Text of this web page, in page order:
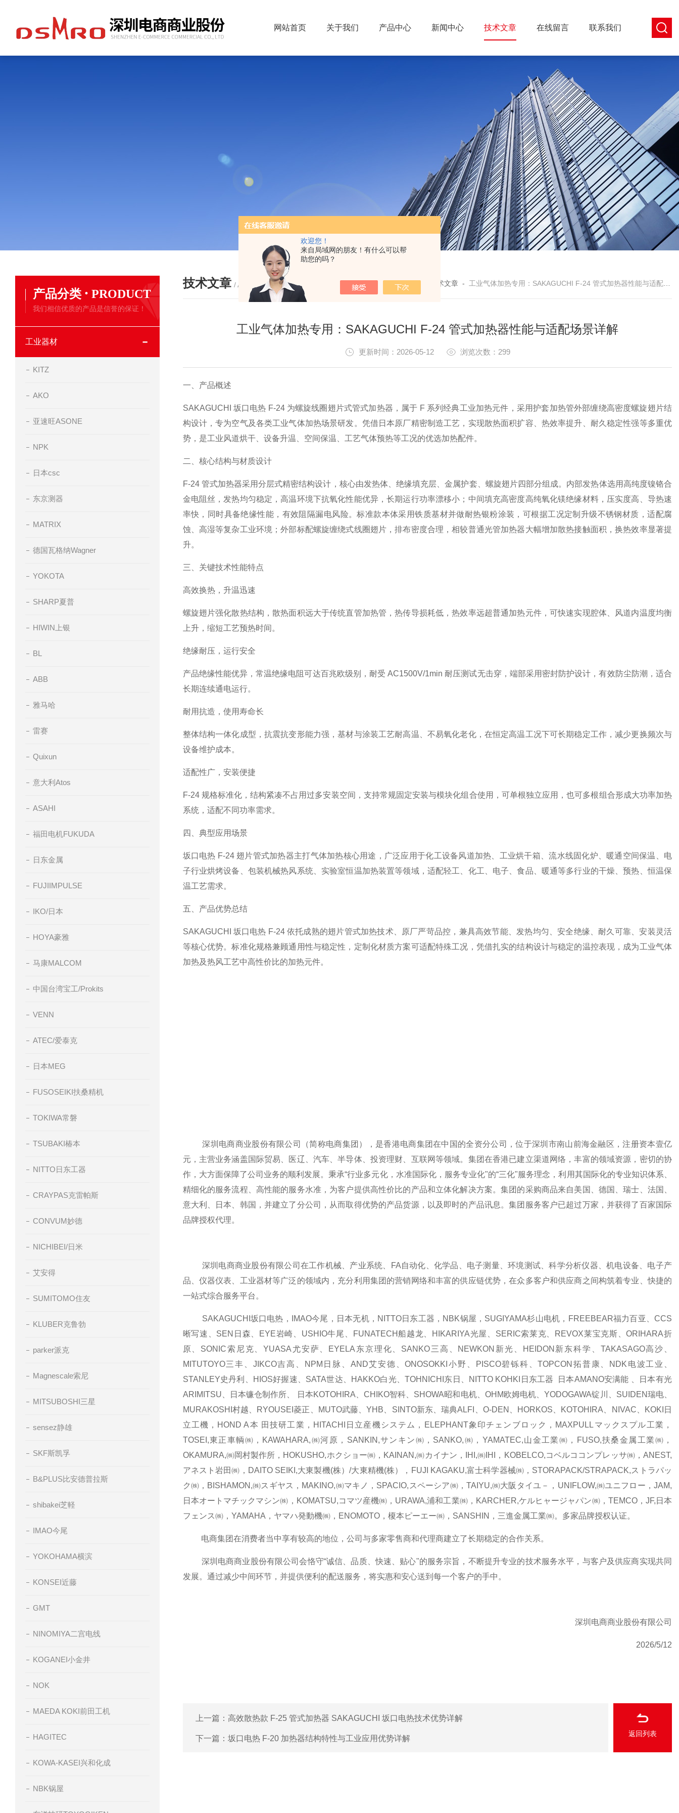
欢迎您！
来自局域网的朋友！有什么可以帮
助您的吗？
网站首页 关于我们 产品中心 新闻中心 技术文章 在线留言 联系我们
产品分类 · PRODUCT
我们相信优质的产品是信誉的保证！
工业器材
KITZ
AKO
亚速旺ASONE
NPK
日本csc
东京测器
MATRIX
德国瓦格纳Wagner
YOKOTA
SHARP夏普
HIWIN上银
BL
ABB
雅马哈
雷赛
Quixun
意大利Atos
ASAHI
福田电机FUKUDA
日东金属
FUJIIMPULSE
IKO/日本
HOYA豪雅
马康MALCOM
中国台湾宝工/Prokits
VENN
ATEC/爱泰克
日本MEG
FUSOSEIKI扶桑精机
TOKIWA常磐
TSUBAKI椿本
NITTO日东工器
CRAYPAS克雷帕斯
CONVUM妙德
NICHIBEI/日米
艾安得
SUMITOMO住友
KLUBER克鲁勃
parker派克
Magnescale索尼
MITSUBOSHI三星
sensez静雄
SKF斯凯孚
B&PLUS比安德普拉斯
shibakei芝軽
IMAO今尾
YOKOHAMA横滨
KONSEI近藤
GMT
NINOMIYA二宫电线
KOGANEI小金井
NOK
MAEDA KOKI前田工机
HAGITEC
KOWA-KASEI兴和化成
NBK锅屋
技术文章 / ARTICLE 您的位置：首页 - 技术文章 - 工业气体加热专用：SAKAGUCHI F-24 管式加热器性能与适配场景详解
工业气体加热专用：SAKAGUCHI F-24 管式加热器性能与适配场景详解
更新时间：2026-05-12 浏览次数：299
一、产品概述
SAKAGUCHI 坂口电热 F-24 为螺旋线圈翅片式管式加热器，属于 F 系列经典工业加热元件，采用护套加热管外部缠绕高密度螺旋翅片结
构设计，专为空气及各类工业气体加热场景研发。凭借日本原厂精密制造工艺，实现散热面积扩容、热效率提升、耐久稳定性强等多重优
势，是工业风道烘干、设备升温、空间保温、工艺气体预热等工况的优选加热配件。
二、核心结构与材质设计
F-24 管式加热器采用分层式精密结构设计，核心由发热体、绝缘填充层、金属护套、螺旋翅片四部分组成。内部发热体选用高纯度镍铬合
金电阻丝，发热均匀稳定，高温环境下抗氧化性能优异，长期运行功率漂移小；中间填充高密度高纯氧化镁绝缘材料，压实度高、导热速
率快，同时具备绝缘性能，有效阻隔漏电风险。标准款本体采用铁质基材并做耐热银粉涂装，可根据工况定制升级不锈钢材质，适配腐
蚀、高湿等复杂工业环境；外部标配螺旋缠绕式线圈翅片，排布密度合理，相较普通光管加热器大幅增加散热接触面积，换热效率显著提
升。
三、关键技术性能特点
高效换热，升温迅速
螺旋翅片强化散热结构，散热面积远大于传统直管加热管，热传导损耗低，热效率远超普通加热元件，可快速实现腔体、风道内温度均衡
上升，缩短工艺预热时间。
绝缘耐压，运行安全
产品绝缘性能优异，常温绝缘电阻可达百兆欧级别，耐受 AC1500V/1min 耐压测试无击穿，端部采用密封防护设计，有效防尘防潮，适合
长期连续通电运行。
耐用抗造，使用寿命长
整体结构一体化成型，抗震抗变形能力强，基材与涂装工艺耐高温、不易氧化老化，在恒定高温工况下可长期稳定工作，减少更换频次与
设备维护成本。
适配性广，安装便捷
F-24 规格标准化，结构紧凑不占用过多安装空间，支持常规固定安装与模块化组合使用，可单根独立应用，也可多根组合形成大功率加热
系统，适配不同功率需求。
四、典型应用场景
坂口电热 F-24 翅片管式加热器主打气体加热核心用途，广泛应用于化工设备风道加热、工业烘干箱、流水线固化炉、暖通空间保温、电
子行业烘烤设备、包装机械热风系统、实验室恒温加热装置等领域，适配轻工、化工、电子、食品、暖通等多行业的干燥、预热、恒温保
温工艺需求。
五、产品优势总结
SAKAGUCHI 坂口电热 F-24 依托成熟的翅片管式加热技术、原厂严苛品控，兼具高效节能、发热均匀、安全绝缘、耐久可靠、安装灵活
等核心优势。标准化规格兼顾通用性与稳定性，定制化材质方案可适配特殊工况，凭借扎实的结构设计与稳定的温控表现，成为工业气体
加热及热风工艺中高性价比的加热元件。
深圳电商商业股份有限公司（简称电商集团），是香港电商集团在中国的全资分公司，位于深圳市南山前海金融区，注册资本壹亿
元，主营业务涵盖国际贸易、医辽、汽车、半导体、投资理财、互联网等领域。集团在香港已建立渠道网络，丰富的领域资源，密切的协
作，大方面保障了公司业务的顺利发展。秉承“行业多元化，水准国际化，服务专业化"的“三化"服务理念，利用其国际化的专业知识体系、
精细化的服务流程、高性能的服务水准，为客户提供高性价比的产品和立体化解决方案。集团的采购商品来自美国、德国、瑞士、法国、
意大利、日本、韩国，并建立了分公司，从而取得优势的产品货源，以及即时的产品讯息。集团服务客户已超过万家，并获得了百家国际
品牌授权代理。
深圳电商商业股份有限公司在工作机械、产业系统、FA自动化、化学品、电子测量、环境测试、科学分析仪器、机电设备、电子产
品、仪器仪表、工业器材等广泛的领域内，充分利用集团的营销网络和丰富的供应链优势，在众多客户和供应商之间构筑着专业、快捷的
一站式综合服务平台。
SAKAGUCHI坂口电热，IMAO今尾，日本无机，NITTO日东工器，NBK锅屋，SUGIYAMA杉山电机，FREEBEAR福力百亚、CCS
晰写速、SEN日森、EYE岩崎、USHIO牛尾、FUNATECH船越龙、HIKARIYA光屋、SERIC索莱克、REVOX莱宝克斯、ORIHARA折
原、SONIC索尼克、YUASA尤安萨、EYELA东京理化、SANKO三高、NEWKON新光、HEIDON新东科学、TAKASAGO高沙、
MITUTOYO三丰、JIKCO吉高、NPM日脉、AND艾安德、ONOSOKKI小野、PISCO碧铄科、TOPCON拓普康、NDK电波工业、
STANLEY史丹利、HIOS好握速、SATA世达、HAKKO白光、TOHNICHI东日、NITTO KOHKI日东工器 日本AMANO安满能 、日本有光
ARIMITSU、日本镰仓制作所、 日本KOTOHIRA、CHIKO智科、SHOWA昭和电机、OHM欧姆电机、YODOGAWA锭川、SUIDEN瑞电、
MURAKOSHI村越、RYOUSEI菱正、MUTO武藤、YHB、SINTO新东、瑞典ALFI、O-DEN、HORKOS、KOTOHIRA、NIVAC、KOKI日
立工機，HOND A本 田技研工業，HITACHI日立産機システム，ELEPHANT象印チェンブロック，MAXPULLマックスプル工業，
TOSEI,東正車輌㈱，KAWAHARA,㈱河原，SANKIN,サンキン㈱，SANKO,㈱，YAMATEC,山金工業㈱，FUSO,扶桑金属工業㈱，
OKAMURA,㈱岡村製作所，HOKUSHO,ホクショー㈱，KAINAN,㈱カイナン，IHI,㈱IHI，KOBELCO,コベルココンプレッサ㈱，ANEST,
アネスト岩田㈱，DAITO SEIKI,大東製機(株）/大東精機(株），FUJI KAGAKU,富士科学器械㈱，STORAPACK/STRAPACK,ストラパッ
ク㈱，BISHAMON,㈱スギヤス，MAKINO,㈱マキノ，SPACIO,スペーシア㈱，TAIYU,㈱大阪タイユ－，UNIFLOW,㈱ユニフロー，JAM,
日本オートマチックマシン㈱，KOMATSU,コマツ産機㈱，URAWA,浦和工業㈱，KARCHER,ケルヒャージャパン㈱，TEMCO，JF,日本
フェンス㈱，YAMAHA，ヤマハ発動機㈱，ENOMOTO，榎本ピーエー㈱，SANSHIN，三進金属工業㈱。多家品牌授权认证。
电商集团在消费者当中享有较高的地位，公司与多家零售商和代理商建立了长期稳定的合作关系。
深圳电商商业股份有限公司会恪守“诚信、品质、快速、贴心"的服务宗旨，不断提升专业的技术服务水平，与客户及供应商实现共同
发展。通过减少中间环节，并提供便利的配送服务，将实惠和安心送到每一个客户的手中。
深圳电商商业股份有限公司
2026/5/12
上一篇： 高效散热款 F-25 管式加热器 SAKAGUCHI 坂口电热技术优势详解
下一篇： 坂口电热 F-20 加热器结构特性与工业应用优势详解
返回列表